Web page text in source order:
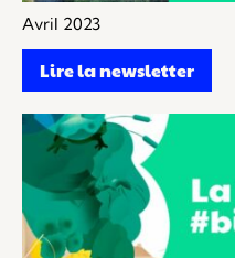
Avril 2023
Lire la newsletter